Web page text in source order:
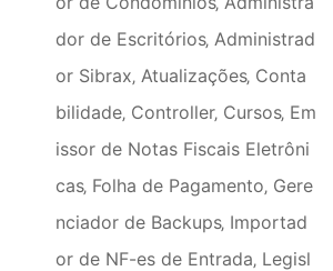
dor de Escritórios‚ Administrad
or Sibrax‚ Atualizações‚ Conta
bilidade‚ Controller‚ Cursos‚ Em
issor de Notas Fiscais Eletrôni
cas‚ Folha de Pagamento‚ Gere
nciador de Backups‚ Importad
or de NF-es de Entrada‚ Legisl